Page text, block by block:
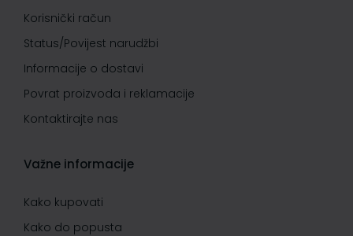
Korisnički račun
Status/Povijest narudžbi
Informacije o dostavi
Povrat proizvoda i reklamacije
Kontaktirajte nas
Važne informacije
Kako kupovati
Kako do popusta